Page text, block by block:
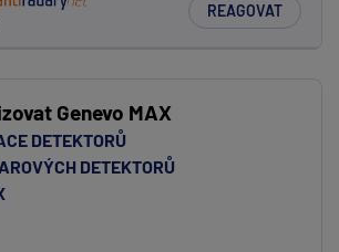
REAGOVAT
Genevo MAX
DETEKTORŮ
DETEKTORŮ